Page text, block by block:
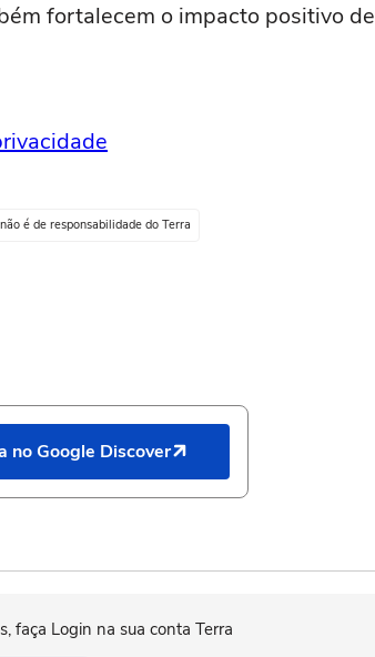
fortalecem o impacto positivo de
é de responsabilidade do Terra
no Google Discover
faça Login na sua conta Terra